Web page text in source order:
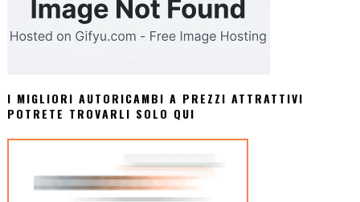
I MIGLIORI AUTORICAMBI A PREZZI ATTRATTIVI
POTRETE TROVARLI SOLO QUI